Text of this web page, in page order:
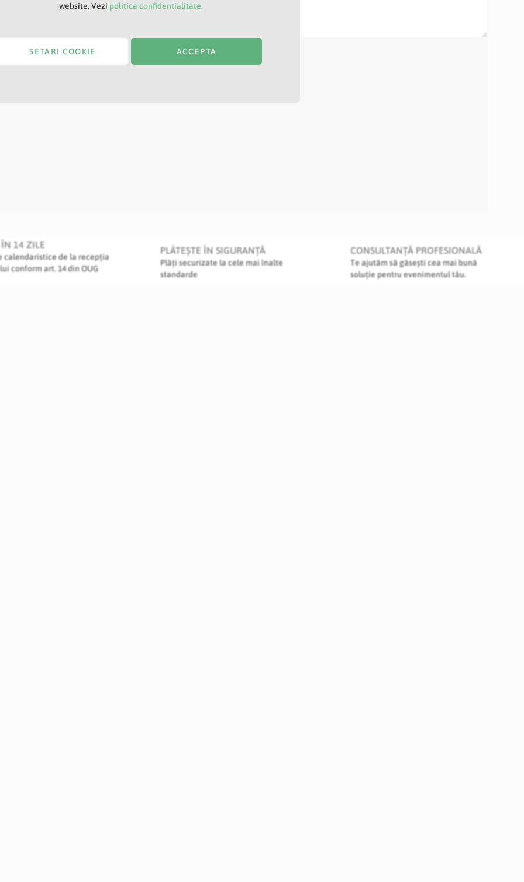
ÎN 14 ZILE
calendaristice de la recepția
conform art. 14 din OUG
PLĂTEȘTE ÎN SIGURANȚĂ
Plăți securizate la cele mai înalte
standarde
CONSULTANȚĂ PROFESIONALĂ
Te ajutăm să găsești cea mai bună
soluție pentru evenimentul tău.
website. Vezi politica confidentialitate.
ACCEPTA
SETARI COOKIE